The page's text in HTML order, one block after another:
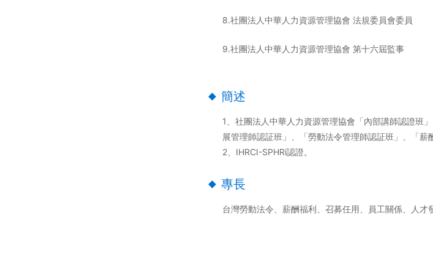
8.社團法人中華人力資源管理協會 法規委員會委員
9.社團法人中華人力資源管理協會 第十六屆監事
簡述
1、社團法人中華人力資源管理協會「內部講師認證班
展管理師認証班」、「勞動法令管理師認証班」、「
2、IHRCI-SPHRi認證。
專長
台灣勞動法令、薪酬福利、召募任用、員工關係、人才